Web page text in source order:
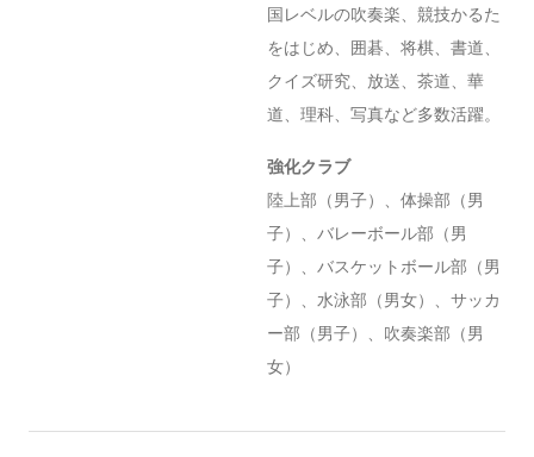
国レベルの吹奏楽、競技かるた
をはじめ、囲碁、将棋、書道、
クイズ研究、放送、茶道、華
道、理科、写真など多数活躍。
強化クラブ
陸上部（男子）、体操部（男
子）、バレーボール部（男
子）、バスケットボール部（男
子）、水泳部（男女）、サッカ
ー部（男子）、吹奏楽部（男
女）